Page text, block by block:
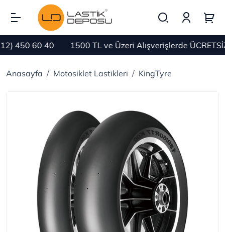
60 40 1500 TL ve Üzeri Alışverişlerde ÜCRETSİZ
Anasayfa Motosiklet Lastikleri KingTyre